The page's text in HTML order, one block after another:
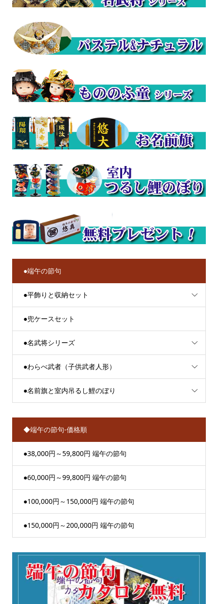
●端午の節句
●平飾りと収納セット
●兜ケースセット
●名武将シリーズ
●わらべ武者（子供武者人形）
●名前旗と室内吊るし鯉のぼり
◆端午の節句-価格順
●38,000円～59,800円 端午の節句
●60,000円～99,800円 端午の節句
●100,000円～150,000円 端午の節句
●150,000円～200,000円 端午の節句